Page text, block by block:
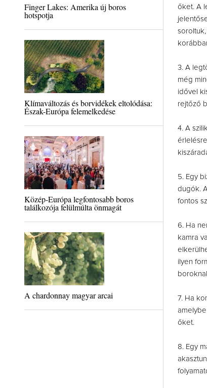
Finger Lakes: Amerika új boros
hotspotja
Klímaváltozás és borvidékek eltolódása:
Észak-Európa felemelkedése
Közép-Európa legfontosabb boros
találkozója felülmúlta önmagát
A chardonnay magyar arcai
őket. A
3. A
még
idővel
rejtőző
4. A
5. Egy
dugók.
fontos
6. Ha
kamra
ilyen
7. Ha
őket.
8. Egy